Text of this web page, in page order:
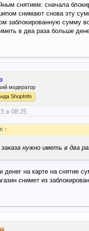
снятием: сначала
снимают снова эту
заблокированную сумму
в два раза больше
модератор
ShopInfo
в 08:25
↑
нужно иметь в два
денег на карте на снятие
снимет из